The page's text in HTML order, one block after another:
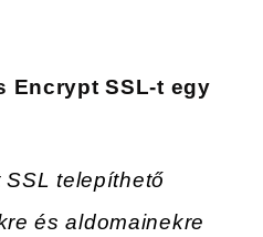
Encrypt SSL-t egy
SSL telepíthető
és aldomainekre